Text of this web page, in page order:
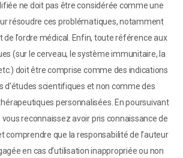
ne doit pas être considérée comme une
résoudre ces problématiques, notamment
de l’ordre médical. Enfin, toute référence aux
(sur le cerveau, le système immunitaire, la
doit être comprise comme des indications
d’études scientifiques et non comme des
personnalisées. En poursuivant
vous reconnaissez avoir pris connaissance de
comprendre que la responsabilité de l’auteur
en cas d’utilisation inappropriée ou non